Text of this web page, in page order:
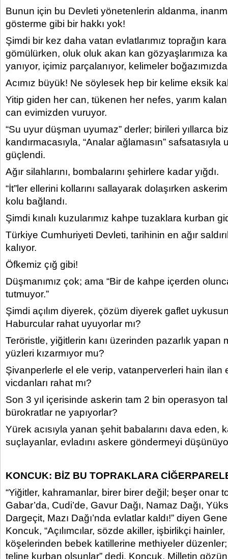
Bunun için bu Devleti yönetenlerin aldanma,
gösterme gibi bir hakkı yok!
Şimdi bir kez daha vatan evlatlarımız toprağın
gömülürken, oluk oluk akan kan gözyaşlarımıza
yanıyor, içimiz parçalanıyor, kelimeler
Acımız büyük! Ne söylesek hep bir kelime eksik
Yitip giden her can, tükenen her nefes, yarım
can evimizden vuruyor.
“Su uyur düşman uyumaz” derler; birileri yıllarca
kandırmacasıyla, “Analar ağlamasın”
güçlendi.
Ağır silahlarını, bombalarını şehirlere kadar yığdı.
“İt”ler ellerini kollarını sallayarak dolaşırken
kolu bağlandı.
Şimdi kınalı kuzularımız kahpe tuzaklara kurban
Türkiye Cumhuriyeti Devleti, tarihinin en ağır
kalıyor.
Öfkemiz çığ gibi!
Düşmanımız çok; ama “Bir de kahpe içerden
tutmuyor.”
Şimdi açılım diyerek, çözüm diyerek gaflet
Haburcular rahat uyuyorlar mı?
Teröristle, yiğitlerin kanı üzerinden pazarlık yapan
yüzleri kızarmıyor mu?
Şivanperlerle el ele verip, vatanperverleri hain ilan
vicdanları rahat mı?
Son 3 yıl içerisinde askerin tam 2 bin operasyon
bürokratlar ne yapıyorlar?
Yürek acısıyla yanan şehit babalarını dava eden,
suçlayanlar, evladını askere göndermeyi
KONCUK: BİZ BU TOPRAKLARA
“Yiğitler, kahramanlar, birer birer değil; beşer onar
Gabar’da, Cudi’de, Gavur Dağı, Namaz Dağı,
Dargeçit, Mazı Dağı’nda evlatlar kaldı!” diyen
Koncuk, “Açılımcılar, sözde akiller, işbirlikçi
köşelerinden bebek katillerine methiyeler düzenler;
teline kurban olsunlar” dedi. Koncuk, Milletin